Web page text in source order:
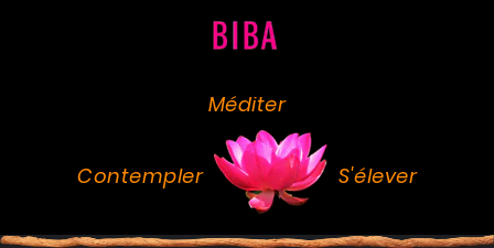
Méditer
Contempler S'élever